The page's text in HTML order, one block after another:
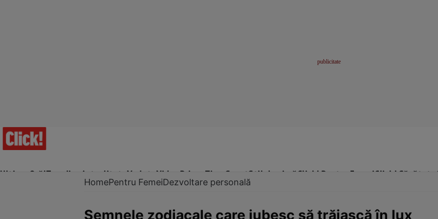
Ultima Oră!Trending Actualitate Vedete Video Prime Time SportStil de viațăClick! Pentru FemeiClick! Sănătate
HomePentru FemeiDezvoltare personală
Semnele zodiacale care iubesc să trăiască în lux